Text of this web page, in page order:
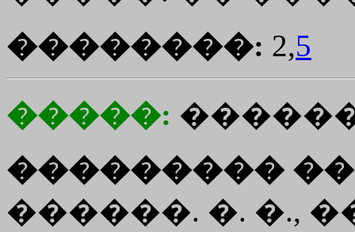
��������: 2,5
�����:
���������
������. �. �.,